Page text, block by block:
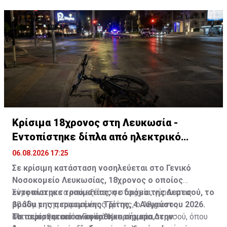
δικό του συμβολικό σημάδι, δημιουργώντας τις δικές
του αναμνήσεις.
Κρίσιμα 18χρονος στη Λευκωσία -
Εντοπίστηκε δίπλα από ηλεκτρικό
ποδήλατο
06.08.2026 17:25
Σε κρίσιμη κατάσταση νοσηλεύεται στο Γενικό
Νοσοκομείο Λευκωσίας, 18χρονος ο οποίος
εντοπίστηκε τραυματίας, σε δρόμο της Λεμεσού, το
βράδυ της περασμένης Τρίτης, 4 Αυγούστου 2026.
Το περιστατικό αναφέρθηκε σήμερα στην
Σύμφωνα με τα υπό εξέταση στοιχεία, γύρω στις
10.30μ.μ. της περασμένης Τρίτης, ο 18χρονος
εντοπίστηκε από οικεία του πρόσωπα,
Μεταφέρθηκε στο Γενικό Νοσοκομείο Λεμεσού, όπου